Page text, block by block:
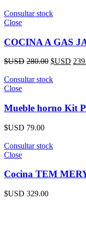
Consultar stock
Close
COCINA A GAS
$USD 280.00 $USD
Consultar stock
Close
Mueble horno Kit
$USD 79.00
Consultar stock
Close
Cocina TEM
$USD 329.00